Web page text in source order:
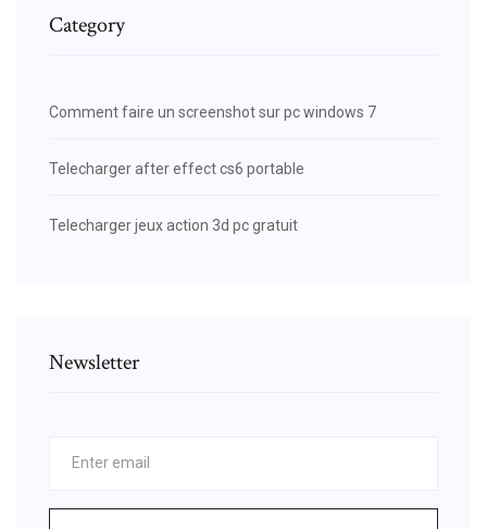
Category
Comment faire un screenshot sur pc windows 7
Telecharger after effect cs6 portable
Telecharger jeux action 3d pc gratuit
Newsletter